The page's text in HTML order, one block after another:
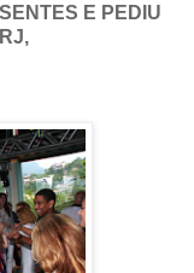
E PEDIU